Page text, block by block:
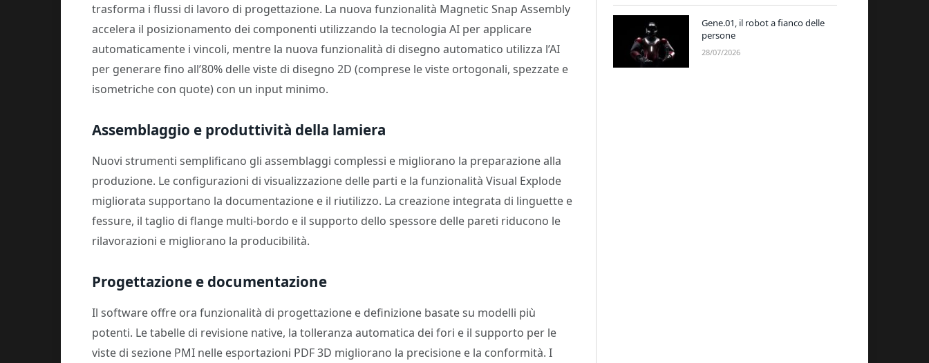
trasforma i flussi di lavoro di progettazione. La nuova funzionalità Magnetic Snap Assembly
accelera il posizionamento dei componenti utilizzando la tecnologia AI per applicare
automaticamente i vincoli, mentre la nuova funzionalità di disegno automatico utilizza l’AI
per generare fino all’80% delle viste di disegno 2D (comprese le viste ortogonali, spezzate e
isometriche con quote) con un input minimo.
Assemblaggio e produttività della lamiera
Nuovi strumenti semplificano gli assemblaggi complessi e migliorano la preparazione alla
produzione. Le configurazioni di visualizzazione delle parti e la funzionalità Visual Explode
migliorata supportano la documentazione e il riutilizzo. La creazione integrata di linguette e
fessure, il taglio di flange multi-bordo e il supporto dello spessore delle pareti riducono le
rilavorazioni e migliorano la producibilità.
Progettazione e documentazione
Il software offre ora funzionalità di progettazione e definizione basate su modelli più
potenti. Le tabelle di revisione native, la tolleranza automatica dei fori e il supporto per le
viste di sezione PMI nelle esportazioni PDF 3D migliorano la precisione e la conformità. I
Gene.01, il robot a fianco delle
persone
28/07/2026